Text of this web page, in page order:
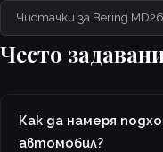
Чистачки за Bering
Често
Как да намеря
автомобил?